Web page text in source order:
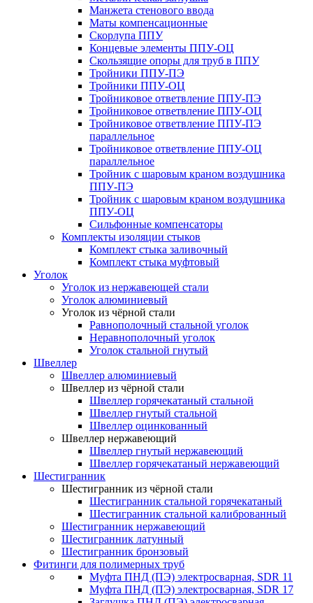
Манжета стенового ввода
Маты компенсационные
Скорлупа ППУ
Концевые элементы ППУ-ОЦ
Скользящие опоры для труб в ППУ
Тройники ППУ-ПЭ
Тройники ППУ-ОЦ
Тройниковое ответвление ППУ-ПЭ
Тройниковое ответвление ППУ-ОЦ
Тройниковое ответвление ППУ-ПЭ
параллельное
Тройниковое ответвление ППУ-ОЦ
параллельное
Тройник с шаровым краном воздушника
ППУ-ПЭ
Тройник с шаровым краном воздушника
ППУ-ОЦ
Сильфонные компенсаторы
Комплекты изоляции стыков
Комплект стыка заливочный
Комплект стыка муфтовый
Уголок
Уголок из нержавеющей стали
Уголок алюминиевый
Уголок из чёрной стали
Равнополочный стальной уголок
Неравнополочный уголок
Уголок стальной гнутый
Швеллер
Швеллер алюминиевый
Швеллер из чёрной стали
Швеллер горячекатаный стальной
Швеллер гнутый стальной
Швеллер оцинкованный
Швеллер нержавеющий
Швеллер гнутый нержавеющий
Швеллер горячекатаный нержавеющий
Шестигранник
Шестигранник из чёрной стали
Шестигранник стальной горячекатаный
Шестигранник стальной калиброванный
Шестигранник нержавеющий
Шестигранник латунный
Шестигранник бронзовый
Фитинги для полимерных труб
Муфта ПНД (ПЭ) электросварная, SDR 11
Муфта ПНД (ПЭ) электросварная, SDR 17